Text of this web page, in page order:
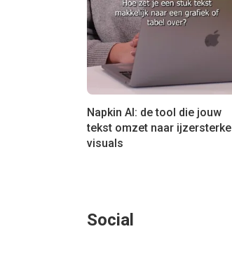
Napkin AI: de tool die jouw
tekst omzet naar ijzersterke
visuals
Social